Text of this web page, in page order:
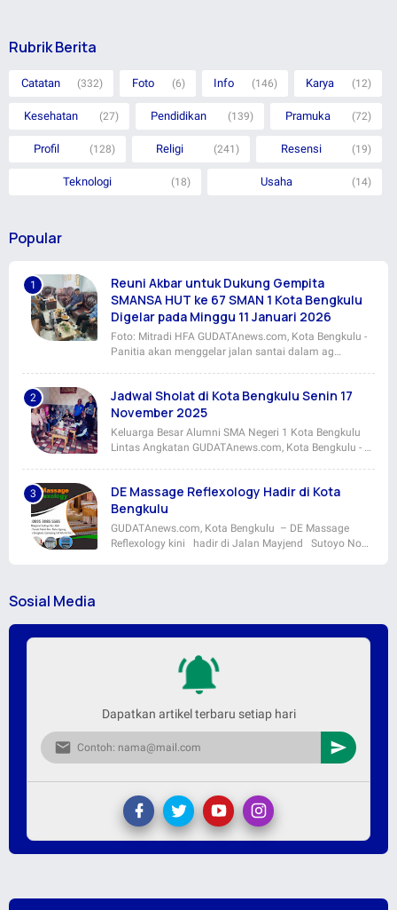
Rubrik Berita
Catatan (332) Foto (6) Info (146) Karya (12)
Kesehatan (27) Pendidikan (139) Pramuka (72)
Profil (128) Religi (241) Resensi (19)
Teknologi (18) Usaha (14)
Popular
Reuni Akbar untuk Dukung Gempita
SMANSA HUT ke 67 SMAN 1 Kota Bengkulu
Digelar pada Minggu 11 Januari 2026
Foto: Mitradi HFA GUDATAnews.com, Kota Bengkulu -
Panitia akan menggelar jalan santai dalam ag…
Jadwal Sholat di Kota Bengkulu Senin 17
November 2025
Keluarga Besar Alumni SMA Negeri 1 Kota Bengkulu
Lintas Angkatan GUDATAnews.com, Kota Bengkulu - …
DE Massage Reflexology Hadir di Kota
Bengkulu
GUDATAnews.com, Kota Bengkulu – DE Massage
Reflexology kini hadir di Jalan Mayjend Sutoyo No…
Sosial Media
Dapatkan artikel terbaru setiap hari